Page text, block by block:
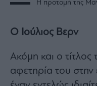
email,
our
Terms
and
Privacy
Notice.
H προτομή της
Ο Ιούλιος Βερν
Ακόμη και ο τίτλος
αφετηρία του στην